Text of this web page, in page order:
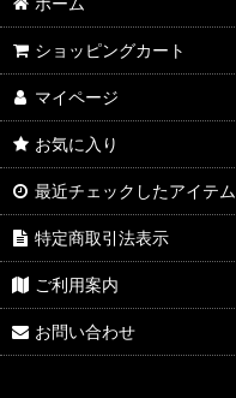
ゾンビランドサガ
ジョジョの奇妙な冒険
さばげぶっ!
スーパーマリオブラザーズ
食戟のソーマ
サンタ コスプレ衣装
四月は君の嘘
ショッピングカート
マイページ
お気に入り
最近チェックしたアイテム
特定商取引法表示
ご利用案内
お問い合わせ